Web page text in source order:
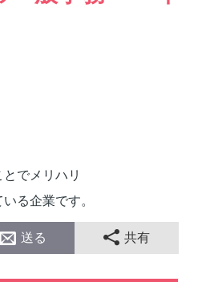
でメリハリ
る企業です。
送る 共有